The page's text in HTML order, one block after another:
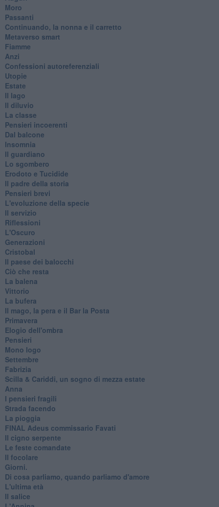
Moro
Passanti
Continuando, la nonna e il carretto
Metaverso smart
Fiamme
Anzi
Confessioni autoreferenziali
Utopie
Estate
Il lago
Il diluvio
La classe
Pensieri incoerenti
Dal balcone
Insomnia
Il guardiano
Lo sgombero
Erodoto e Tucidide
Il padre della storia
Pensieri brevi
L'evoluzione della specie
Il servizio
Riflessioni
L'Oscuro
Generazioni
Cristobal
Il paese dei balocchi
Ciò che resta
La balena
Vittorio
La bufera
Il mago, la pera e il Bar la Posta
Primavera
Elogio dell'ombra
Pensieri
Mono logo
Settembre
Fabrizia
​Scilla & Cariddi, un sogno di mezza estate
Anna
I pensieri fragili
Strada facendo
La pioggia
FINAL Adeus commissario Favati
Il cigno serpente
Le feste comandate
Il focolare
Giorni.
Di cosa parliamo, quando parliamo d'amore
L'ultima età
Il salice